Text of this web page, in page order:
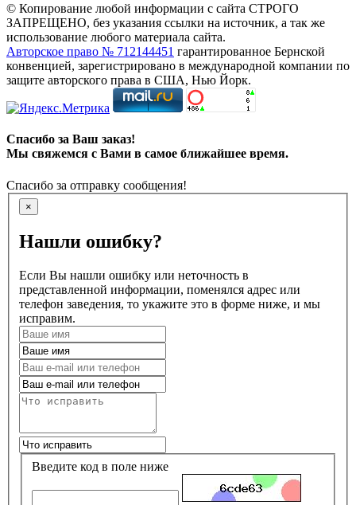
© Копирование любой информации с сайта СТРОГО
ЗАПРЕЩЕНО, без указания ссылки на источник, а так же
использование любого материала сайта.
Авторское право № 712144451 гарантированное Бернской
конвенцией, зарегистрировано в международной компании по
защите авторского права в США, Нью Йорк.
Спасибо за Ваш заказ!
Мы свяжемся с Вами в самое ближайшее время.
Спасибо за отправку сообщения!
×
Нашли ошибку?
Если Вы нашли ошибку или неточность в
представленной информации, поменялся адрес или
телефон заведения, то укажите это в форме ниже, и мы
исправим.
Введите код в поле ниже